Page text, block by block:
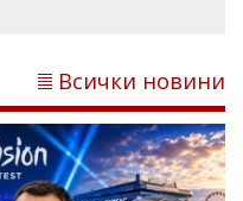
Всички новини